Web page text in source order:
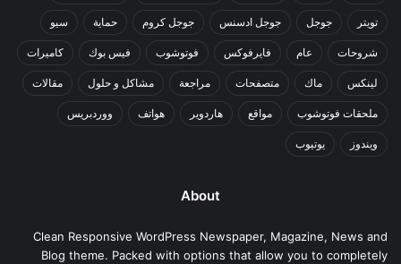
تويتر جوجل جوجل ادسنس جوجل كروم حماية سيو
شروحات عام فايرفوكس فوتوشوب فيس بوك كاميرات
لينكس ماك متصفحات مراجعة مشاكل و حلول مقالات
ملحقات فوتوشوب مواقع هاردوير هواتف ووردبريس
ويندوز يوتيوب
About
Clean Responsive WordPress Newspaper, Magazine, News and
Blog theme. Packed with options that allow you to completely